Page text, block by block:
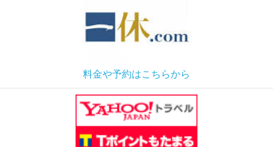
料金や予約はこちらから